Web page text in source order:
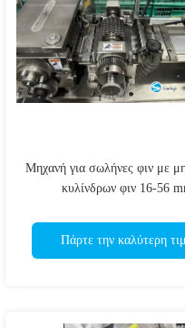
Μηχανή για σωλήνες φιν με
κυλίνδρων φιν 16-56
Πάρτε την καλύτερη